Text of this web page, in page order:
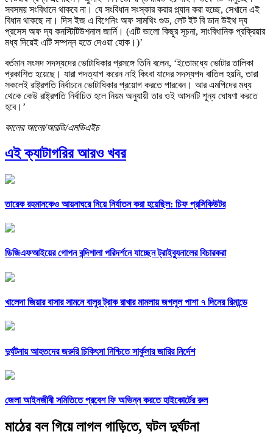
সবসময় সংবিধানে থাকবে না। যে সংবিধান সংস্কার করার প্ল্যান করা হচ্ছে, সেখানে এই
বিধান থাকছে না। দিস ইজ এ বিগেনিং অফ সামথিং গুড, লেট ইট বি ডান উইথ দ্য
প্রসেস অফ দ্য কনস্টিটিউশনাল জার্নি। (এটি ভালো কিছুর সূচনা, সাংবিধানিক প্রক্রিয়ার
মধ্য দিয়েই এটি সম্পন্ন হতে দেওয়া হোক।)’
বর্তমান সংসদ সদস্যদের ভোটাধিকার প্রসঙ্গে তিনি বলেন, ‘ইতোমধ্যে ভোটার তালিকা
প্রকাশিত হয়েছে। যারা পদত্যাগ করেন নাই কিংবা যাদের সদস্যপদ বাতিল হয়নি, তারা
সকলেই রাষ্ট্রপতি নির্বাচনে ভোটাধিকার প্রয়োগ করতে পারবেন। আর এমপিদের মধ্য
থেকে কেউ রাষ্ট্রপতি নির্বাচিত হলে নিয়ম অনুযায়ী তার ওই আসনটি শূন্য ঘোষণা করতে
হবে।’
কালের আলো/আরডি/এমডিএইচ
এই ক্যাটাগরির আরও খবর
তারেক রহমানকেও আয়নাঘরে নিয়ে নির্যাতন করা হয়েছিল: চিফ প্রসিকিউটর
ডিজিএফআইয়ের গোপন বন্দিশালা পরিদর্শনে যাচ্ছেন ট্রাইব্যুনালের বিচারকরা
খালেদা জিয়ার বাসার সামনে বালুর ট্রাক রাখার মামলায় জগলুল পাশা ৭ দিনের রিমান্ডে
দুর্ঘটনায় আহতদের জরুরি চিকিৎসা নিশ্চিতে সার্কুলার জারির নির্দেশ
জেলা আইনজীবী সমিতিতে প্রবেশ ফি অভিন্ন করতে হাইকোর্টের রুল
মাঠের বল গিয়ে লাগল গাড়িতে, ঘটল দুর্ঘটনা